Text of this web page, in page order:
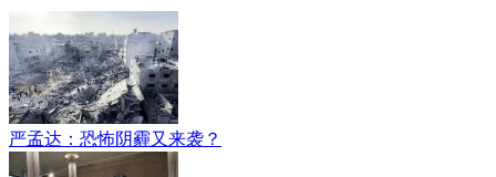
严孟达：恐怖阴霾又来袭？